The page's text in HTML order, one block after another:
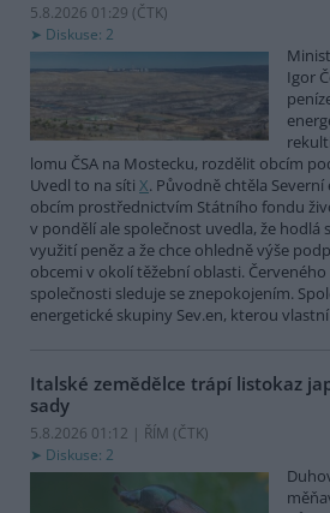
5.8.2026 01:29 (ČTK)
Diskuse: 2
Igor
lomu ČSA na Mostecku, rozdělit obcím
Uvedl to na síti X. Původně chtěla
obcím prostřednictvím Státního fondu
v pondělí ale společnost uvedla, že hodlá
využití peněz a že chce ohledně výše
obcemi v okolí těžební oblasti.
společnosti sleduje se znepokojením.
energetické skupiny Sev.en, kterou vlastní
Italské zemědělce trápí listokaz
sady
5.8.2026 01:12 | ŘÍM (ČTK)
Diskuse: 2